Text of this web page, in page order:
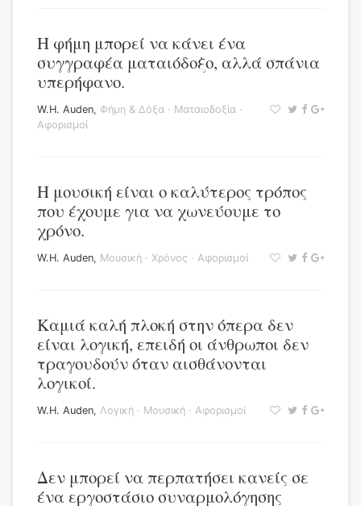
Η φήμη μπορεί να κάνει ένα
συγγραφέα ματαιόδοξο, αλλά σπάνια
υπερήφανο.
W.H. Auden, Φήμη & Δόξα · Ματαιοδοξία ·
Αφορισμοί
Η μουσική είναι ο καλύτερος τρόπος
που έχουμε για να χωνεύουμε το
χρόνο.
W.H. Auden, Μουσική · Χρόνος · Αφορισμοί
Καμιά καλή πλοκή στην όπερα δεν
είναι λογική, επειδή οι άνθρωποι δεν
τραγουδούν όταν αισθάνονται
λογικοί.
W.H. Auden, Λογική · Μουσική · Αφορισμοί
Δεν μπορεί να περπατήσει κανείς σε
ένα εργοστάσιο συναρμολόγησης